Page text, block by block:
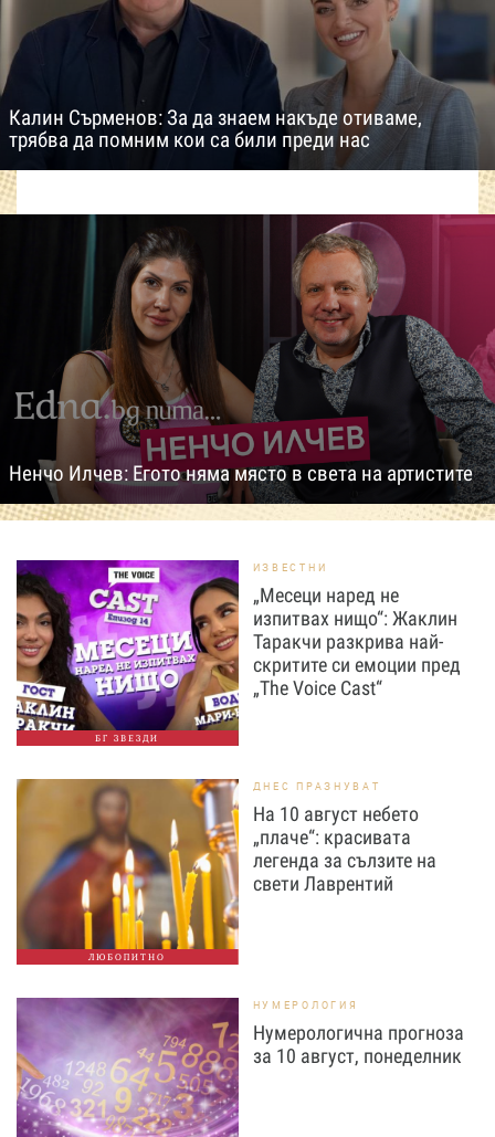
Калин Сърменов: За да знаем накъде отиваме,
трябва да помним кои са били преди нас
Ненчо Илчев: Егото няма място в света на артистите
БГ ЗВЕЗДИ
ИЗВЕСТНИ
„Месеци наред не
изпитвах нищо“: Жаклин
Таракчи разкрива най-
скритите си емоции пред
„The Voice Cast“
ЛЮБОПИТНО
ДНЕС ПРАЗНУВАТ
На 10 август небето
„плаче“: красивата
легенда за сълзите на
свети Лаврентий
НУМЕРОЛОГИЯ
Нумерологична прогноза
за 10 август, понеделник